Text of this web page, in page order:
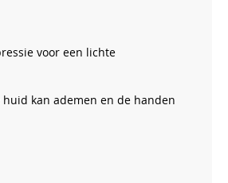
voor een lichte
kan ademen en de handen